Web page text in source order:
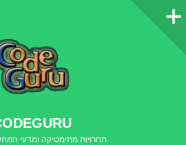
סרגל
תחרויות מתימטיקה ומדעי